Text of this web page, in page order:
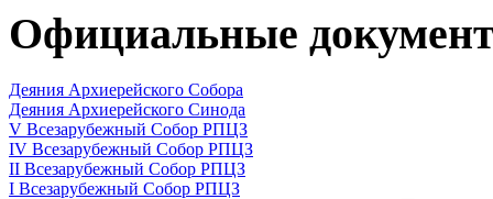
Официальные
Деяния Архиерейского Собора
Деяния Архиерейского Синода
V Всезарубежный Собор РПЦЗ
IV Всезарубежный Собор РПЦЗ
II Всезарубежный Собор РПЦЗ
I Всезарубежный Собор РПЦЗ